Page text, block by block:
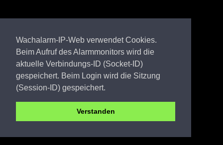
Wachalarm-IP-Web verwendet Cookies.
Beim Aufruf des Alarmmonitors wird die
aktuelle Verbindungs-ID (Socket-ID)
gespeichert. Beim Login wird die Sitzung
(Session-ID) gespeichert.
Verstanden
LDS FW Dannenreich